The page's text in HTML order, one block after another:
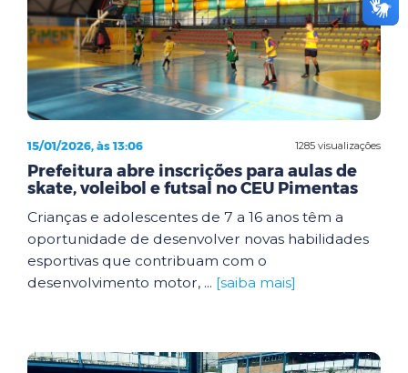
1285 visualizações
15/01/2026, às 13:06
Prefeitura abre inscrições para aulas de
skate, voleibol e futsal no CEU Pimentas
Crianças e adolescentes de 7 a 16 anos têm a
oportunidade de desenvolver novas habilidades
esportivas que contribuam com o
desenvolvimento motor, ... [saiba mais]